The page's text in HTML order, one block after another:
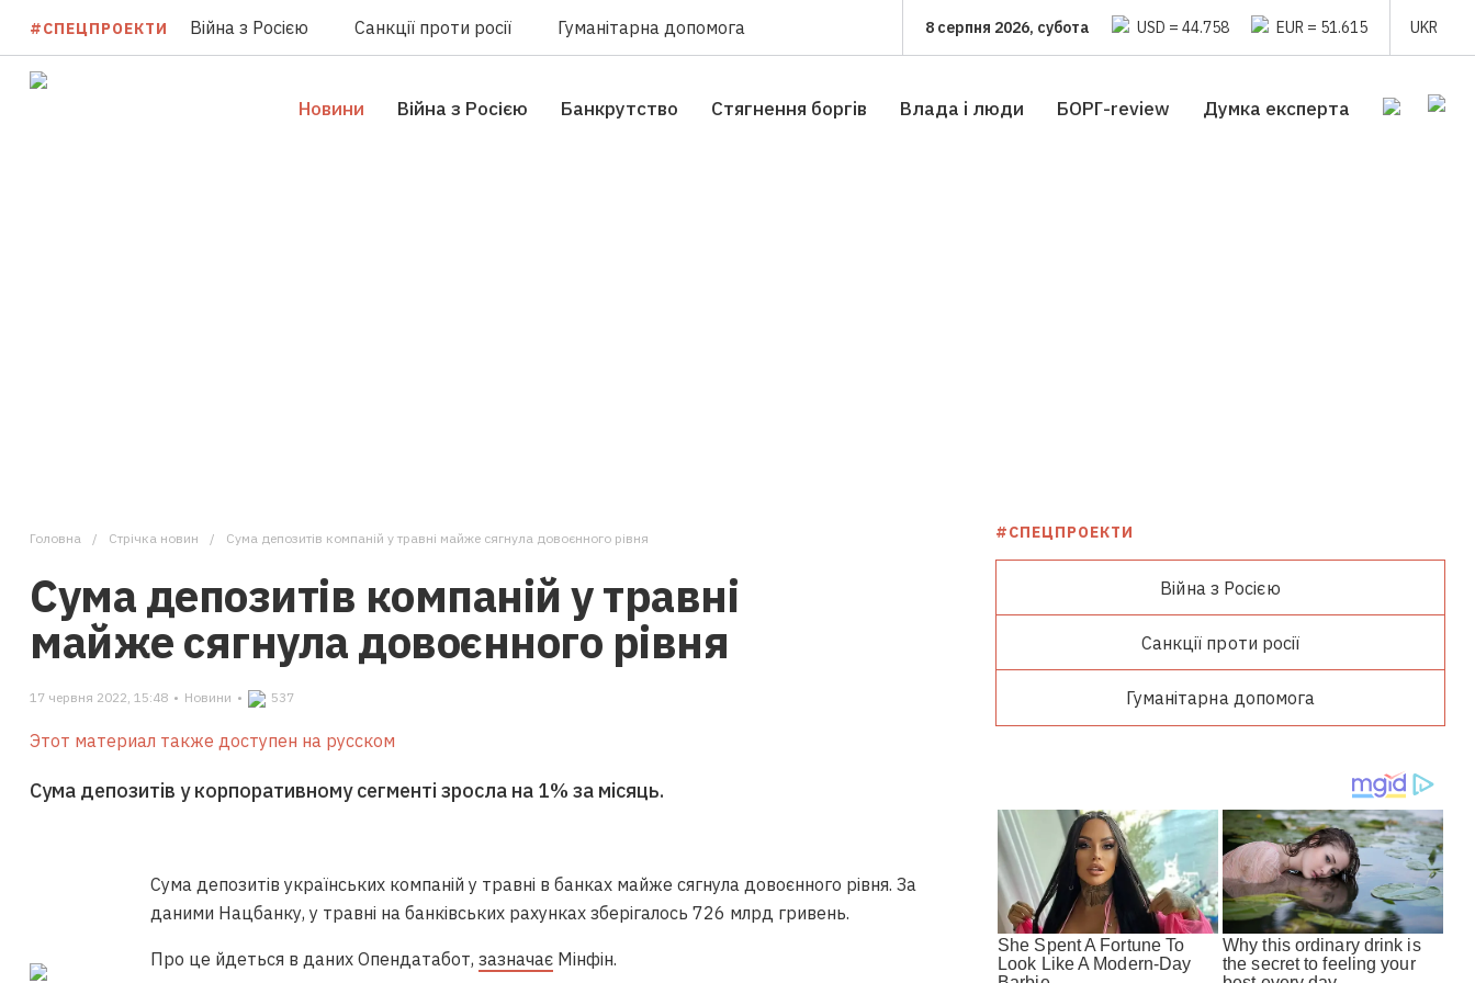
#СПЕЦПРОЕКТИ Війна з Росією Санкції проти росії Гуманітарна допомога 8 серпня 2026, субота USD = 44.758 EUR = 51.615 UKR
Новини Війна з Росією Банкрутство Стягнення боргiв Влада i люди БОРГ-review Думка експерта
Головна Стрічка новин Сума депозитів компаній у травні майже сягнула довоєнного рівня
Сума депозитів компаній у травні
майже сягнула довоєнного рівня
17 червня 2022, 15:48 • Новини • 537
Этот материал также доступен на русском
Сума депозитів у корпоративному сегменті зросла на 1% за місяць.
Сума депозитів українських компаній у травні в банках майже сягнула довоєнного рівня. За
даними Нацбанку, у травні на банківських рахунках зберігалось 726 млрд гривень.
Про це йдеться в даних Опендатабот, зазначає Мінфін.
#СПЕЦПРОЕКТИ
Війна з Росією
Санкції проти росії
Гуманітарна допомога